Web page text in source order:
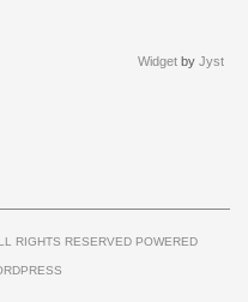
Widget by Jyst
RIGHTS RESERVED POWERED